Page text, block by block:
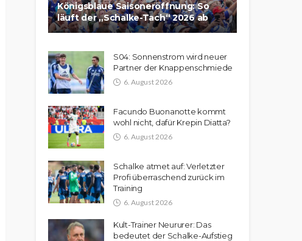
Königsblaue Saisoneröffnung: So
läuft der „Schalke-Tach“ 2026 ab
S04: Sonnenstrom wird neuer
Partner der Knappenschmiede
6. August 2026
Facundo Buonanotte kommt
wohl nicht, dafür Krepin Diatta?
6. August 2026
Schalke atmet auf: Verletzter
Profi überraschend zurück im
Training
6. August 2026
Kult-Trainer Neururer: Das
bedeutet der Schalke-Aufstieg